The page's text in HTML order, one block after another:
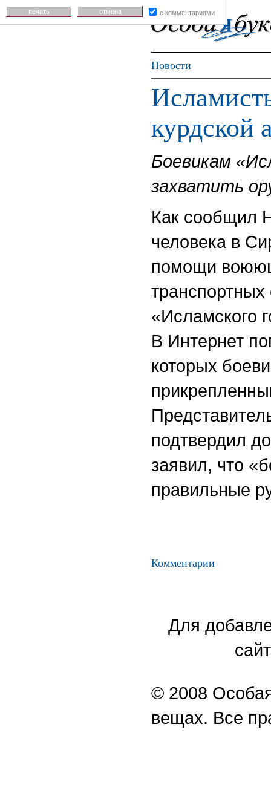
Новости
курдской
Боевикам
захватить
Как сообщил
человека в
помощи
«Исламского
В Интернет
которых
подтвердил
заявил, что
правильные
Комментарии
Для
© 2008
вещах. Все
печать отмена с комментариями